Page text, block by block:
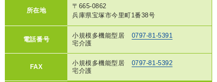
所在地
〒665-0862
兵庫県宝塚市今里町1番38号
電話番号
小規模多機能型居
宅介護
0797-81-5391
FAX
小規模多機能型居
宅介護
0797-81-5392